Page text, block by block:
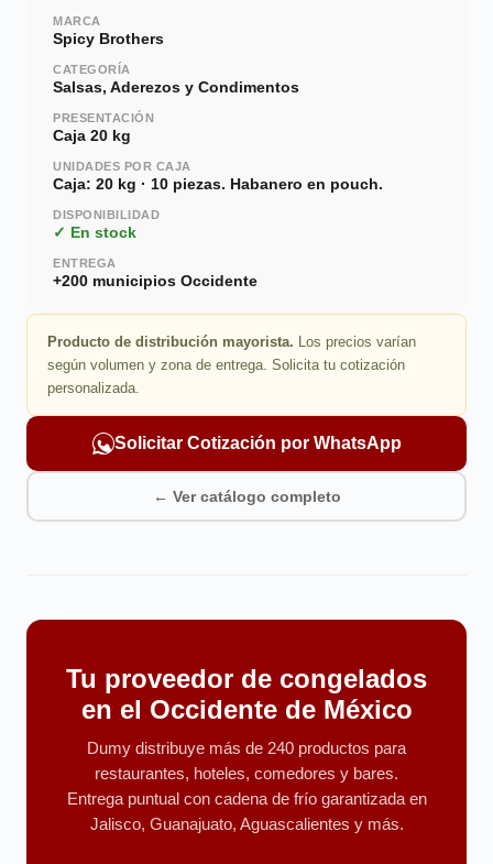
MARCA
Spicy Brothers
CATEGORÍA
Salsas, Aderezos y Condimentos
PRESENTACIÓN
Caja 20 kg
UNIDADES POR CAJA
Caja: 20 kg · 10 piezas. Habanero en pouch.
DISPONIBILIDAD
✓ En stock
ENTREGA
+200 municipios Occidente
Producto de distribución mayorista. Los precios varían
según volumen y zona de entrega. Solicita tu cotización
personalizada.
Solicitar Cotización por WhatsApp
← Ver catálogo completo
Tu proveedor de congelados
en el Occidente de México
Dumy distribuye más de 240 productos para
restaurantes, hoteles, comedores y bares.
Entrega puntual con cadena de frío garantizada en
Jalisco, Guanajuato, Aguascalientes y más.